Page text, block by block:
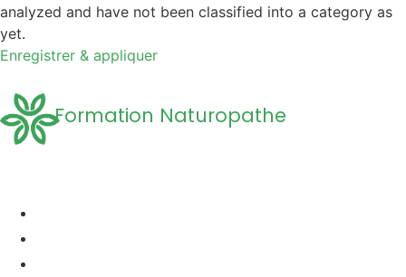
analyzed and have not been classified into a category as
yet.
Enregistrer & appliquer
Formation Naturopathe